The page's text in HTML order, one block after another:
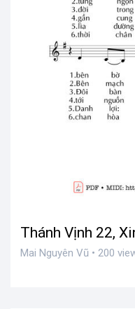
Thánh Vịnh 22,
Mai Nguyên Vũ • 200